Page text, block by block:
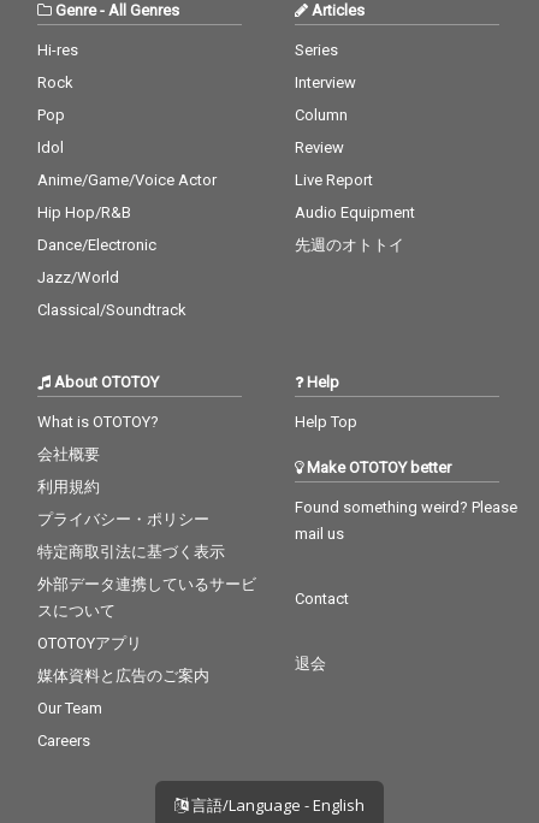
Genre-All Genres
Hi-res
Rock
Pop
Idol
Anime/Game/Voice Actor
Hip Hop/R&B
Dance/Electronic
Jazz/World
Classical/Soundtrack
Articles
Series
Interview
Column
Review
Live Report
Audio Equipment
先週のオトトイ
About OTOTOY
What is OTOTOY?
会社概要
利用規約
プライバシー・ポリシー
特定商取引法に基づく表示
外部データ連携しているサービ
スについて
OTOTOYアプリ
媒体資料と広告のご案内
Our Team
Careers
Help
Help Top
Make OTOTOY better
Found something weird? Please
mail us
Contact
退会
言語/Language - English